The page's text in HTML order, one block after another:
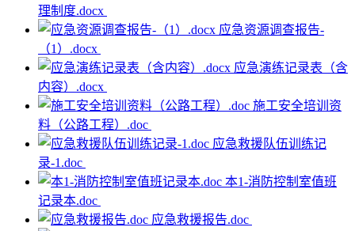
理制度.docx
应急资源调查报告-
（1）.docx
应急演练记录表（含
内容）.docx
施工安全培训资
料（公路工程）.doc
应急救援队伍训练记
录-1.doc
本1-消防控制室值班
记录本.doc
应急救援报告.doc